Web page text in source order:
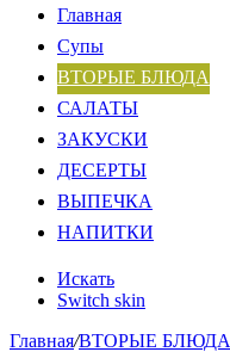
Главная
Супы
ВТОРЫЕ БЛЮДА
САЛАТЫ
ЗАКУСКИ
ДЕСЕРТЫ
ВЫПЕЧКА
НАПИТКИ
Искать
Switch skin
Главная/ВТОРЫЕ БЛЮДА